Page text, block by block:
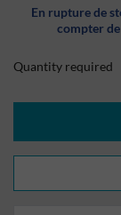
En rupture de
compter
Quantity required